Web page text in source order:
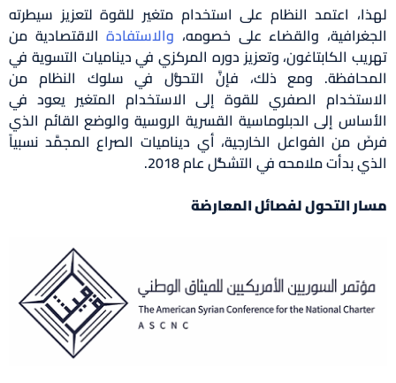
اعتمد النظام على استخدام متغير للقوة لتعزيز سيطرته
والقضاء على خصومه،والاستفادة الاقتصادية من
الكابتاغون، وتعزيز دوره المركزي في ديناميات التسوية في
ومع ذلك، فإنَّ التحوُّل في سلوك النظام من
الصفري للقوة إلى الاستخدام المتغير يعود في
إلى الدبلوماسية القسرية الروسية والوضع القائم الذي
من الفواعل الخارجية، أي ديناميات الصراع المجمَّد نسبياً
بدأت ملامحه في التشكُّل عام 2018.
التحول لفصائل المعارضة